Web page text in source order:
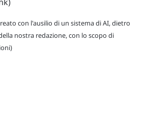
con l'ausilio di un sistema di AI, dietro
nostra redazione, con lo scopo di